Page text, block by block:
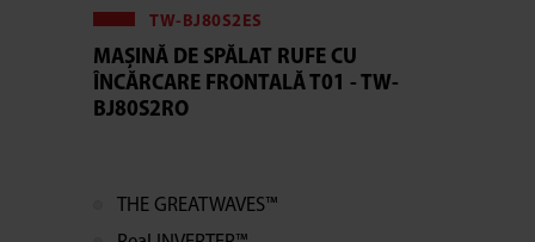
TW-BJ80S2ES
MAȘINĂ DE SPĂLAT RUFE CU
ÎNCĂRCARE FRONTALĂ T01 - TW-